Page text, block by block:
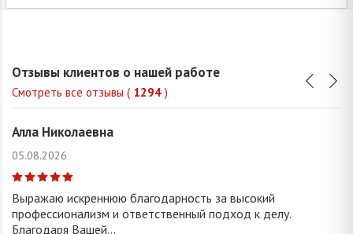
Отзывы клиентов о нашей работе
Смотреть все отзывы ( 1294 )
Алла Николаевна
05.08.2026
Выражаю искреннюю благодарность за высокий
профессионализм и ответственный подход к делу.
Благодаря Вашей...